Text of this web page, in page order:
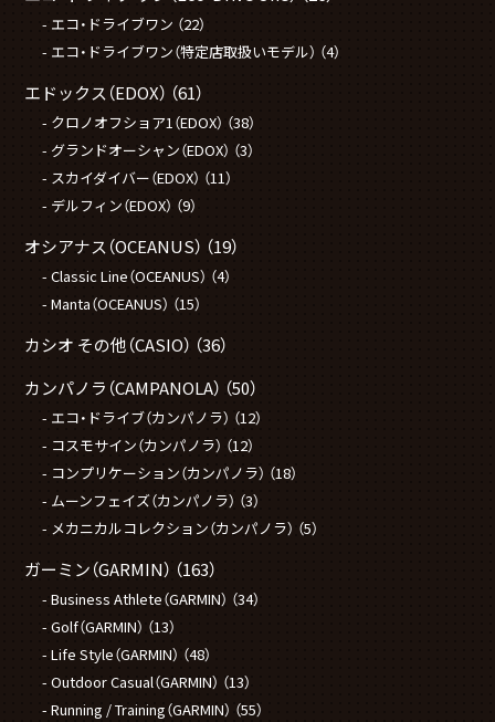
エコ・ドライブワン （22）
エコ・ドライブワン（特定店取扱いモデル） （4）
エドックス（EDOX） （61）
クロノオフショア1（EDOX） （38）
グランドオーシャン（EDOX） （3）
スカイダイバー（EDOX） （11）
デルフィン（EDOX） （9）
オシアナス（OCEANUS） （19）
Classic Line（OCEANUS） （4）
Manta（OCEANUS） （15）
カシオ その他（CASIO） （36）
カンパノラ（CAMPANOLA） （50）
エコ・ドライブ（カンパノラ） （12）
コスモサイン（カンパノラ） （12）
コンプリケーション（カンパノラ） （18）
ムーンフェイズ（カンパノラ） （3）
メカニカルコレクション（カンパノラ） （5）
ガーミン（GARMIN） （163）
Business Athlete（GARMIN） （34）
Golf（GARMIN） （13）
Life Style（GARMIN） （48）
Outdoor Casual（GARMIN） （13）
Running / Training（GARMIN） （55）